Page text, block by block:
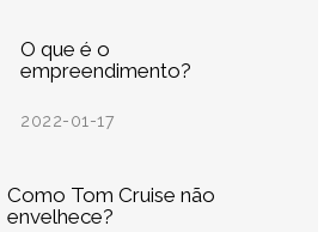
O que é o
empreendimento?
2022-01-17
Como Tom Cruise não
envelhece?